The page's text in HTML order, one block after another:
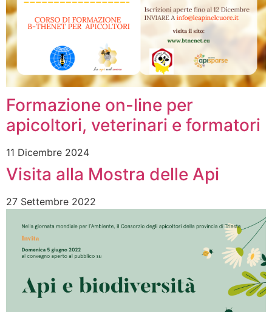
Formazione on-line per
apicoltori, veterinari e formatori
11 Dicembre 2024
Visita alla Mostra delle Api
27 Settembre 2022